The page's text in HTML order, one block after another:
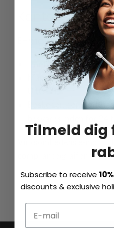
Kontakt
E-mail:
Kontortid
Man. - fre. FRA 7:00
Beskeder, der
Virksomhedens e-mail til
compliance@laifen.net
Tilmeld dig
Subscribe to receive
discounts & exclusive